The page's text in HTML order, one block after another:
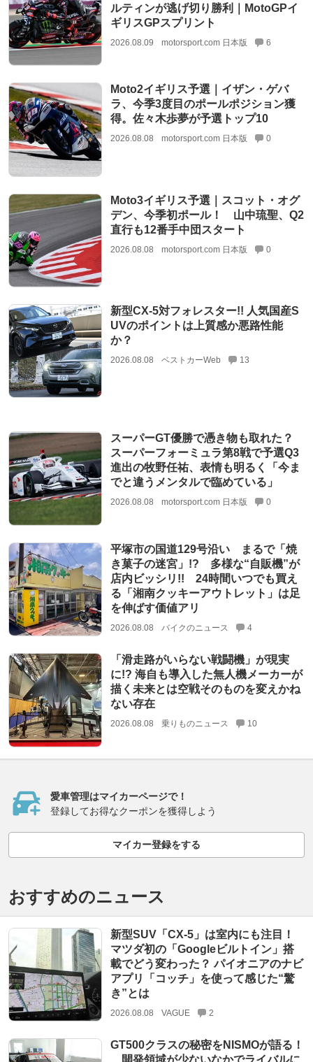
ルティンが逃げ切り勝利｜MotoGPイ
ギリスGPスプリント
2026.08.09 motorsport.com 日本版 6
Moto2イギリス予選｜イザン・ゲバ
ラ、今季3度目のポールポジション獲
得。佐々木歩夢が予選トップ10
2026.08.08 motorsport.com 日本版 0
Moto3イギリス予選｜スコット・オグ
デン、今季初ポール！ 山中琉聖、Q2
直行も12番手中団スタート
2026.08.08 motorsport.com 日本版 0
新型CX-5対フォレスター!! 人気国産S
UVのポイントは上質感か悪路性能
か？
2026.08.08 ベストカーWeb 13
スーパーGT優勝で憑き物も取れた？
スーパーフォーミュラ第8戦で予選Q3
進出の牧野任祐、表情も明るく「今ま
でと違うメンタルで臨めている」
2026.08.08 motorsport.com 日本版 0
平塚市の国道129号沿い まるで「焼
き菓子の迷宮」!? 多様な“自販機”が
店内ビッシリ!! 24時間いつでも買え
る「湘南クッキーアウトレット」は足
を伸ばす価値アリ
2026.08.08 バイクのニュース 4
「滑走路がいらない戦闘機」が現実
に!? 海自も導入した無人機メーカーが
描く未来とは空戦そのものを変えかね
ない存在
2026.08.08 乗りものニュース 10
愛車管理はマイカーページで！
登録してお得なクーポンを獲得しよう
マイカー登録をする
おすすめのニュース
新型SUV「CX-5」は室内にも注目！
マツダ初の「Googleビルトイン」搭
載でどう変わった？ パイオニアのナビ
アプリ「コッチ」を使って感じた“驚
き”とは
2026.08.08 VAGUE 2
GT500クラスの秘密をNISMOが語る！
開発領域が少ないなかでライバルに